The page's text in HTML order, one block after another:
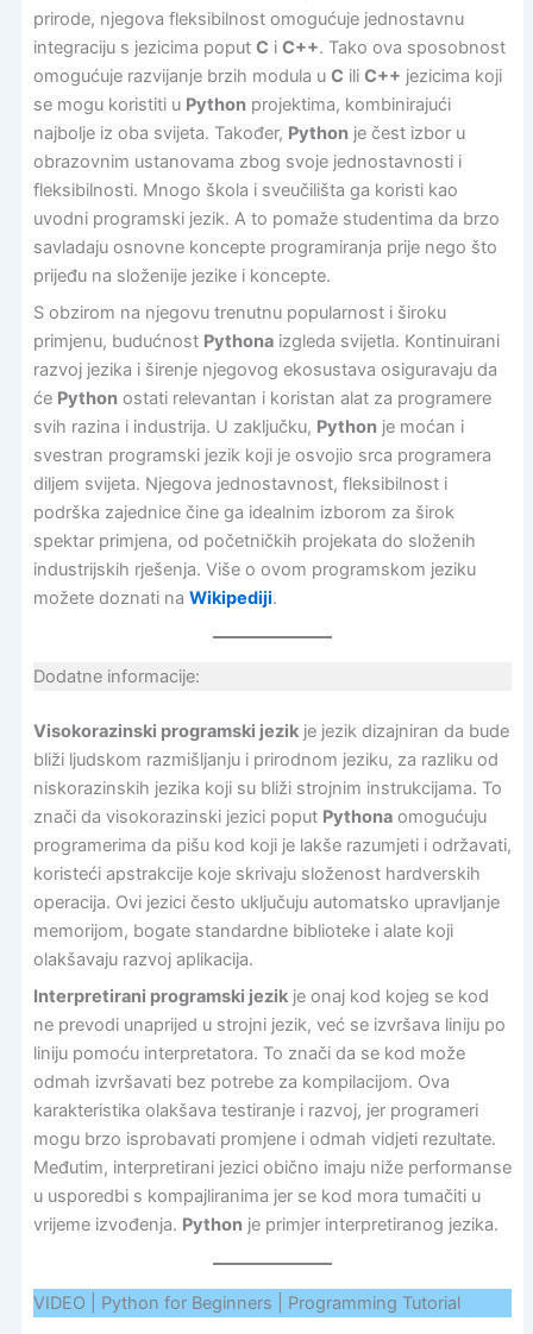
prirode, njegova fleksibilnost omogućuje jednostavnu
integraciju s jezicima poput C i C++. Tako ova sposobnost
omogućuje razvijanje brzih modula u C ili C++ jezicima koji
se mogu koristiti u Pythonprojektima, kombinirajući
najbolje iz oba svijeta. Također, Pythonje čest izbor u
obrazovnim ustanovama zbog svoje jednostavnosti i
fleksibilnosti. Mnogo škola i sveučilišta ga koristi kao
uvodni programski jezik. A to pomaže studentima da brzo
savladaju osnovne koncepte programiranja prije nego što
prijeđu na složenije jezike i koncepte.
S obzirom na njegovu trenutnu popularnost i široku
primjenu, budućnost Pythonaizgleda svijetla. Kontinuirani
razvoj jezika i širenje njegovog ekosustava osiguravaju da
će Pythonostati relevantan i koristan alat za programere
svih razina i industrija. U zaključku, Pythonje moćan i
svestran programski jezik koji je osvojio srca programera
diljem svijeta. Njegova jednostavnost, fleksibilnost i
podrška zajednice čine ga idealnim izborom za širok
spektar primjena, od početničkih projekata do složenih
industrijskih rješenja. Više o ovom programskom jeziku
možete doznati na Wikipediji.
Dodatne informacije:
Visokorazinski programski jezikje jezik dizajniran da bude
bliži ljudskom razmišljanju i prirodnom jeziku, za razliku od
niskorazinskih jezika koji su bliži strojnim instrukcijama. To
znači da visokorazinski jezici poput Pythonaomogućuju
programerima da pišu kod koji je lakše razumjeti i održavati,
koristeći apstrakcije koje skrivaju složenost hardverskih
operacija. Ovi jezici često uključuju automatsko upravljanje
memorijom, bogate standardne biblioteke i alate koji
olakšavaju razvoj aplikacija.
Interpretirani programski jezikje onaj kod kojeg se kod
ne prevodi unaprijed u strojni jezik, već se izvršava liniju po
liniju pomoću interpretatora. To znači da se kod može
odmah izvršavati bez potrebe za kompilacijom. Ova
karakteristika olakšava testiranje i razvoj, jer programeri
mogu brzo isprobavati promjene i odmah vidjeti rezultate.
Međutim, interpretirani jezici obično imaju niže performanse
u usporedbi s kompajliranima jer se kod mora tumačiti u
vrijeme izvođenja. Pythonje primjer interpretiranog jezika.
VIDEO | Python for Beginners | Programming Tutorial